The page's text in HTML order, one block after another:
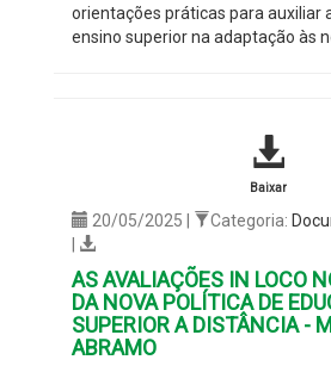
orientações práticas para auxiliar
ensino superior na adaptação às
Baixar
20/05/2025 | Categoria:
AS AVALIAÇÕES IN LOCO
DA NOVA POLÍTICA DE
SUPERIOR A DISTÂNCIA -
ABRAMO